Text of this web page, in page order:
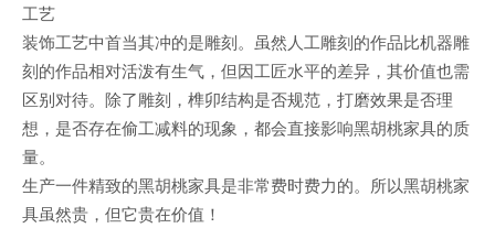
工艺
装饰工艺中首当其冲的是雕刻。虽然人工雕刻的作品比机器雕
刻的作品相对活泼有生气，但因工匠水平的差异，其价值也需
区别对待。除了雕刻，榫卯结构是否规范，打磨效果是否理
想，是否存在偷工减料的现象，都会直接影响黑胡桃家具的质
量。
生产一件精致的黑胡桃家具是非常费时费力的。所以黑胡桃家
具虽然贵，但它贵在价值！